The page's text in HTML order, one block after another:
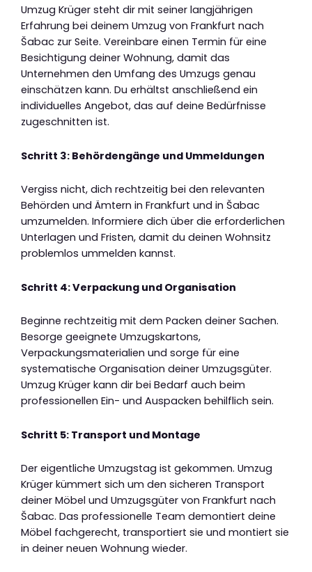
Umzug Krüger steht dir mit seiner langjährigen
Erfahrung bei deinem Umzug von Frankfurt nach
Šabac zur Seite. Vereinbare einen Termin für eine
Besichtigung deiner Wohnung, damit das
Unternehmen den Umfang des Umzugs genau
einschätzen kann. Du erhältst anschließend ein
individuelles Angebot, das auf deine Bedürfnisse
zugeschnitten ist.
Schritt 3: Behördengänge und Ummeldungen
Vergiss nicht, dich rechtzeitig bei den relevanten
Behörden und Ämtern in Frankfurt und in Šabac
umzumelden. Informiere dich über die erforderlichen
Unterlagen und Fristen, damit du deinen Wohnsitz
problemlos ummelden kannst.
Schritt 4: Verpackung und Organisation
Beginne rechtzeitig mit dem Packen deiner Sachen.
Besorge geeignete Umzugskartons,
Verpackungsmaterialien und sorge für eine
systematische Organisation deiner Umzugsgüter.
Umzug Krüger kann dir bei Bedarf auch beim
professionellen Ein- und Auspacken behilflich sein.
Schritt 5: Transport und Montage
Der eigentliche Umzugstag ist gekommen. Umzug
Krüger kümmert sich um den sicheren Transport
deiner Möbel und Umzugsgüter von Frankfurt nach
Šabac. Das professionelle Team demontiert deine
Möbel fachgerecht, transportiert sie und montiert sie
in deiner neuen Wohnung wieder.